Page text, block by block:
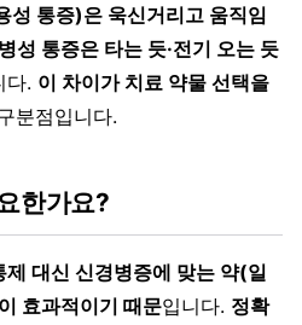
성 통증)은 욱신거리고 움직임
성 통증은 타는 듯·전기 오는 듯
다. 이 차이가 치료 약물 선택을
분점입니다.
한가요?
대신 신경병증에 맞는 약(일
효과적이기 때문입니다. 정확